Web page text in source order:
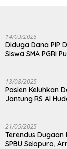
14/03/2026
Diduga Dana PIP
Siswa SMA PGRI
13/08/2025
Pasien Keluhkan
Jantung RS Al
21/05/2025
Terendus Dugaan
SPBU Selopuro,